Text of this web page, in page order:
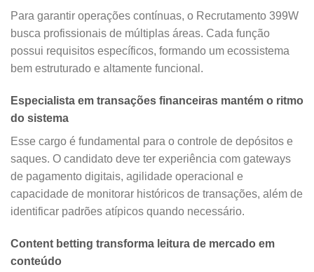
Para garantir operações contínuas, o Recrutamento 399W
busca profissionais de múltiplas áreas. Cada função
possui requisitos específicos, formando um ecossistema
bem estruturado e altamente funcional.
Especialista em transações financeiras mantém o ritmo
do sistema
Esse cargo é fundamental para o controle de depósitos e
saques. O candidato deve ter experiência com gateways
de pagamento digitais, agilidade operacional e
capacidade de monitorar históricos de transações, além de
identificar padrões atípicos quando necessário.
Content betting transforma leitura de mercado em
conteúdo